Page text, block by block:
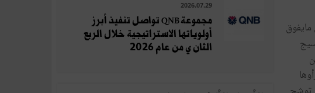
مايفوق
النسيج
2026.07.29
مجموعة QNB تواصل تنفيذ أبرز
أولوياتها الاستراتيجية خلال الربع
الثان ي من عام 2026